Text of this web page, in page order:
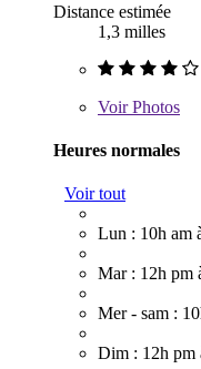
Distance estimée
1,3 milles
VoirPhotos
Heures normales
Voir tout
Lun : 10h am
Mar : 12h pm
Mer - sam :
Dim : 12h pm